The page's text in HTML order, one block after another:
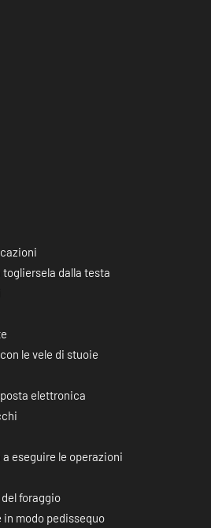
togliersela dalla testa
le vele di stuoie
elettronica
eseguire le operazioni
foraggio
in modo pedissequo